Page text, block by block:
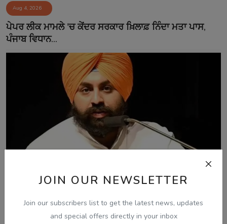
JOIN OUR NEWSLETTER
Join our subscribers list to get the latest news, updates
and special offers directly in your inbox
Aug 4, 2026
ਪੇਪਰ ਲੀਕ ਮਾਮਲੇ 'ਚ ਕੇਂਦਰ ਸਰਕਾਰ ਖ਼ਿਲਾਫ਼ ਨਿੰਦਾ ਮਤਾ ਪਾਸ,
ਪੰਜਾਬ ਵਿਧਾਨ...
Aug 4, 2026
ਪੰਜਾਬ ਵਿੱਚ ਸਫ਼ਾਈ ਸੇਵਕਾਂ ਅਤੇ ਸੀਵਰਮੈਨਾਂ ਦੀ ਹੜਤਾਲ ਖ਼ਤਮ,
ਸਰਕਾਰ ਨਾਲ ਸ...